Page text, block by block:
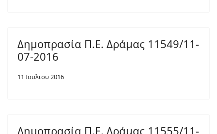
Δημοπρασία Π.Ε. Δράμας 11549/11-
07-2016
11 Ιουλιου 2016
Δημοπρασία Π.Ε. Δράμας 11555/11-